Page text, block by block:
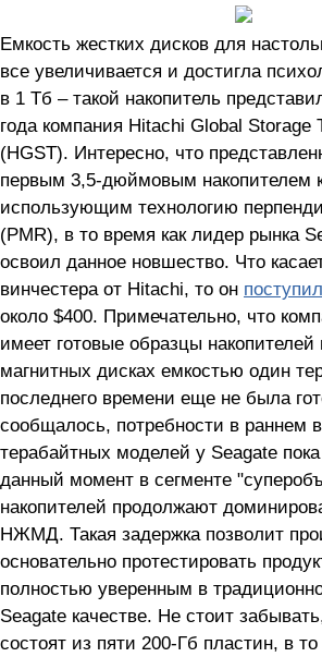
Емкость жестких дисков для
все увеличивается и достигла
в 1 Тб – такой накопитель
года компания Hitachi Global Storage
(HGST). Интересно, что
первым 3,5-дюймовым накопителем
использующим технологию
(PMR), в то время как лидер рынка
освоил данное новшество. Что
винчестера от Hitachi, то он поступил
около $400. Примечательно, что
имеет готовые образцы накопителей
магнитных дисках емкостью один
последнего времени еще не была
сообщалось, потребности в раннем
терабайтных моделей у Seagate пока
данный момент в сегменте
накопителей продолжают
НЖМД. Такая задержка позволит
основательно протестировать
полностью уверенным в
Seagate качестве. Не стоит
состоят из пяти 200-Гб пластин, в